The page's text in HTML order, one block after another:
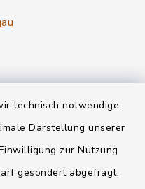
technisch notwendige
Darstellung unserer
zur Nutzung
gesondert abgefragt.